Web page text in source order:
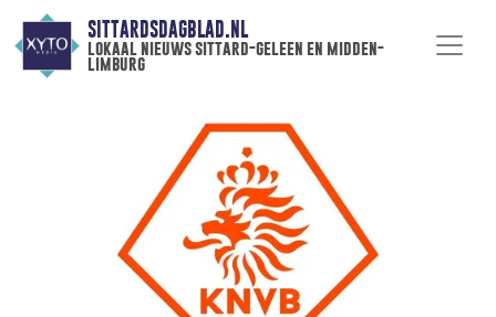
SITTARDSDAGBLAD.NL
lokaal nieuws sittard-geleen en midden-
limburg